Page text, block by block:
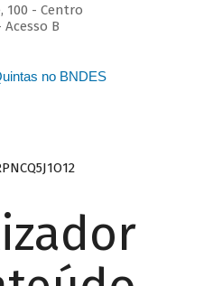
100 - Centro
B
no BNDES